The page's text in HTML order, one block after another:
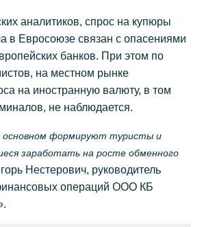
аналитиков, спрос на купюры
в Евросоюзе связан с опасениями
банков. При этом по
на местном рынке
на иностранную валюту, в том
не наблюдается.
основном формируют туристы и
заработать на росте обменного
Нестерович, руководитель
операций ООО КБ